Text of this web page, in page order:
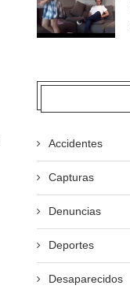
Accidentes
Capturas
Denuncias
Deportes
Desaparecidos